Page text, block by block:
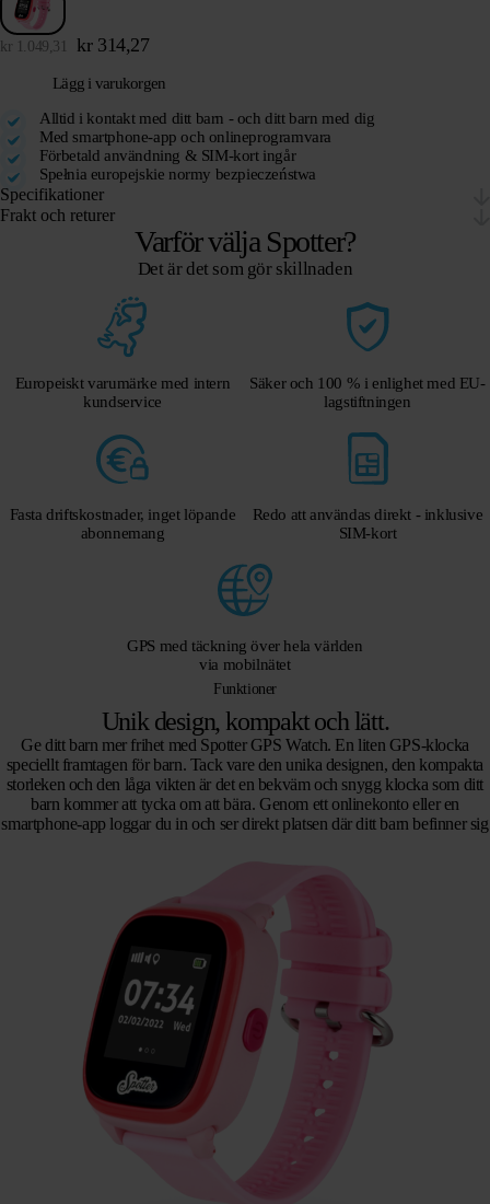
kr 1.049,31 kr314,27
Lägg i varukorgen
Alltid i kontakt med ditt barn - och ditt barn med dig
Med smartphone-app och onlineprogramvara
Förbetald användning & SIM-kort ingår
Spełnia europejskie normy bezpieczeństwa
Specifikationer
Frakt och returer
Varför välja Spotter?
Det är det som gör skillnaden
Europeiskt varumärke med intern
kundservice
Säker och 100 % i enlighet med EU-
lagstiftningen
Fasta driftskostnader, inget löpande
abonnemang
Redo att användas direkt - inklusive
SIM-kort
GPS med täckning över hela världen
via mobilnätet
Funktioner
Unik design, kompakt och lätt.
Ge ditt barn mer frihet med Spotter GPS Watch. En liten GPS-klocka
speciellt framtagen för barn. Tack vare den unika designen, den kompakta
storleken och den låga vikten är det en bekväm och snygg klocka som ditt
barn kommer att tycka om att bära. Genom ett onlinekonto eller en
smartphone-app loggar du in och ser direkt platsen där ditt barn befinner sig